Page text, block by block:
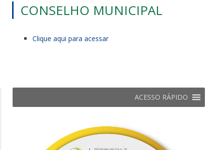
CONSELHO MUNICIPAL
Clique aqui para acessar
ACESSO RÁPIDO